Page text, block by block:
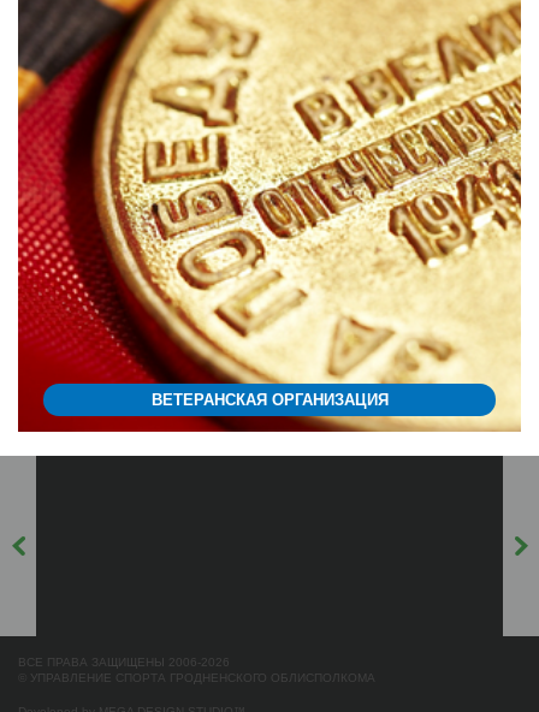
ВЕТЕРАНСКАЯ ОРГАНИЗАЦИЯ
ВСЕ ПРАВА ЗАЩИЩЕНЫ 2006-2026
© УПРАВЛЕНИЕ СПОРТА ГРОДНЕНСКОГО ОБЛИСПОЛКОМА